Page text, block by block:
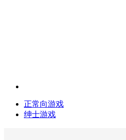
正常向游戏
绅士游戏